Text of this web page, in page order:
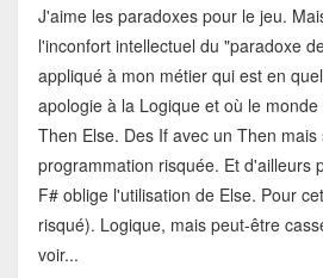
J'aime les paradoxes pour le jeu.
l'inconfort intellectuel du "paradoxe
appliqué à mon métier qui est en
apologie à la Logique et où le
Then Else. Des If avec un Then
programmation risquée. Et d'ailleurs
F# oblige l'utilisation de Else. Pour
risqué). Logique, mais peut-être
voir...